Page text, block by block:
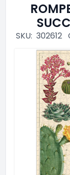
SKU: 302612